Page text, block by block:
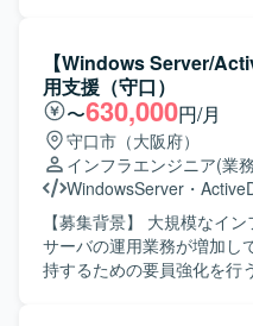
応や改善活動を通じて、
身につけていただけます。 【開発環境】 VMwareを利用し
た仮想基盤上で、Windows
る環境での運用支援となり
業務に携わっていただき
務を行っていただきます。
よび保守を行っていただき
どを含むネットワークの構
ます。 L2/L3、VLAN、冗
ク設計をご担当いただきま
仮想基盤の設計構築を行っ
DirectoryやAzure ADなど
ます。 DNS/DHCP/ファイ
に携わっていただきます。
【Windows Server/
用支援（守口）
〜630,000円/月
守口市（大阪府）
インフラエンジニア(業
WindowsServer ・
【募集背景】 大規模なイ
サーバの運用業務が増加し
持するための要員強化を行うものです。